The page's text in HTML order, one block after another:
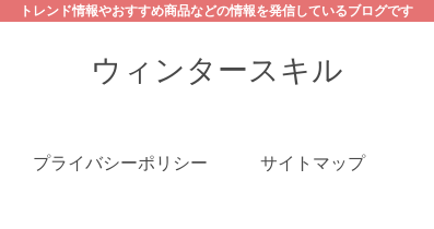
ウィンタースキル
トレンド情報やおすすめ商品などの情報を発信しているブログです
プライバシーポリシー サイトマップ